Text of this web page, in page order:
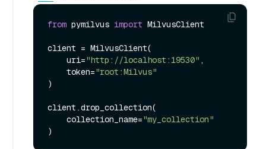
from pymilvus import MilvusClient
client = MilvusClient(
    uri=
"http://localhost:19530" ,
    token=
"root:Milvus"
)
client.drop_collection(
    collection_name=
"my_collection"